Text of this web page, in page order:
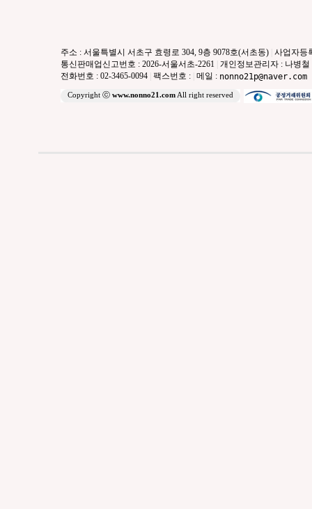
주소 : 서울특별시 서초구 효령로 304, 9층 9078호(서초동) 사업자등
통신판매업신고번호 : 2026-서울서초-2261 개인정보관리자 : 나병철
전화번호 : 02-3465-0094 팩스번호 : 메일 : nonno21p@naver.com
Copyright ⓒ www.nonno21.comAll right reserved